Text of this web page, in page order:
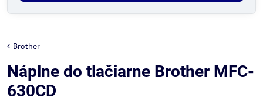
Brother
Náplne do tlačiarne Brother MFC-
630CD